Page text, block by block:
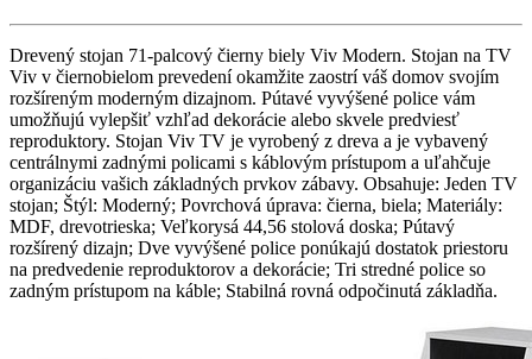
Drevený stojan 71-palcový čierny biely Viv Modern. Stojan na TV
Viv v čiernobielom prevedení okamžite zaostrí váš domov svojím
rozšíreným moderným dizajnom. Pútavé vyvýšené police vám
umožňujú vylepšiť vzhľad dekorácie alebo skvele predviesť
reproduktory. Stojan Viv TV je vyrobený z dreva a je vybavený
centrálnymi zadnými policami s káblovým prístupom a uľahčuje
organizáciu vašich základných prvkov zábavy. Obsahuje: Jeden TV
stojan; Štýl: Moderný; Povrchová úprava: čierna, biela; Materiály:
MDF, drevotrieska; Veľkorysá 44,56 stolová doska; Pútavý
rozšírený dizajn; Dve vyvýšené police ponúkajú dostatok priestoru
na predvedenie reproduktorov a dekorácie; Tri stredné police so
zadným prístupom na káble; Stabilná rovná odpočinutá základňa.